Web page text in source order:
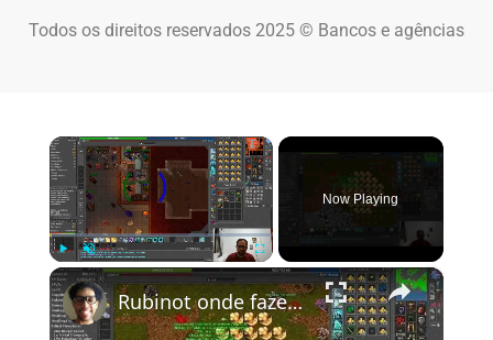
Todos os direitos reservados 2025 © Bancos e agências
×
Play Unmute Fullscreen
Now Playing
×
Rubinot onde fazer a Task de Oramond